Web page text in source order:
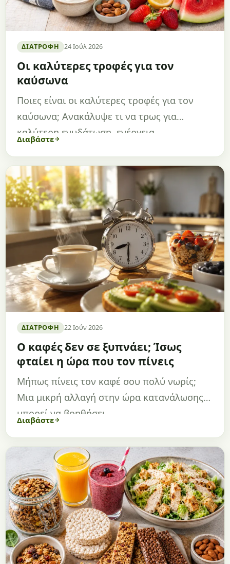
ΔΙΑΤΡΟΦΉ 24 Ιούλ 2026
Οι καλύτερες τροφές για τον
καύσωνα
Ποιες είναι οι καλύτερες τροφές για τον
καύσωνα; Ανακάλυψε τι να τρως για
καλύτερη ενυδάτωση, ενέργεια…
Διαβάστε
ΔΙΑΤΡΟΦΉ 22 Ιούν 2026
Ο καφές δεν σε ξυπνάει; Ίσως
φταίει η ώρα που τον πίνεις
Μήπως πίνεις τον καφέ σου πολύ νωρίς;
Μια μικρή αλλαγή στην ώρα κατανάλωσης
μπορεί να βοηθήσει…
Διαβάστε